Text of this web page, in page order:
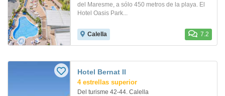
del Maresme, a sólo 450 metros de la playa. El
Hotel Oasis Park...
Calella 7.2
Hotel Bernat II
4 estrellas superior
Del turisme 42-44. Calella